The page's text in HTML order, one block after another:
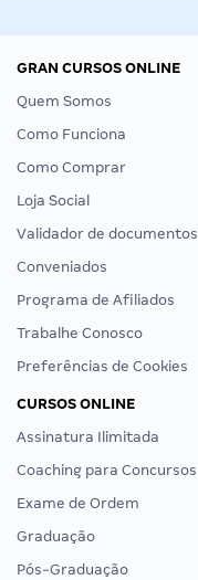
GRAN CURSOS ONLINE
Quem Somos
Como Funciona
Como Comprar
Loja Social
Validador de documentos
Conveniados
Programa de Afiliados
Trabalhe Conosco
Preferências de Cookies
CURSOS ONLINE
Assinatura Ilimitada
Coaching para Concursos
Exame de Ordem
Graduação
Pós-Graduação